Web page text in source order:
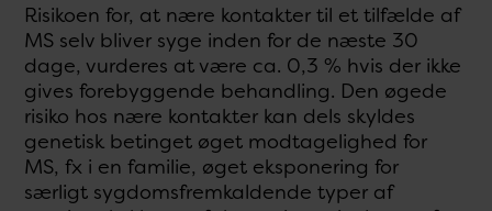
Risikoen for, at nære kontakter til et tilfælde af
MS selv bliver syge inden for de næste 30
dage, vurderes at være ca. 0,3 % hvis der ikke
gives forebyggende behandling. Den øgede
risiko hos nære kontakter kan dels skyldes
genetisk betinget øget modtagelighed for
MS, fx i en familie, øget eksponering for
særligt sygdomsfremkaldende typer af